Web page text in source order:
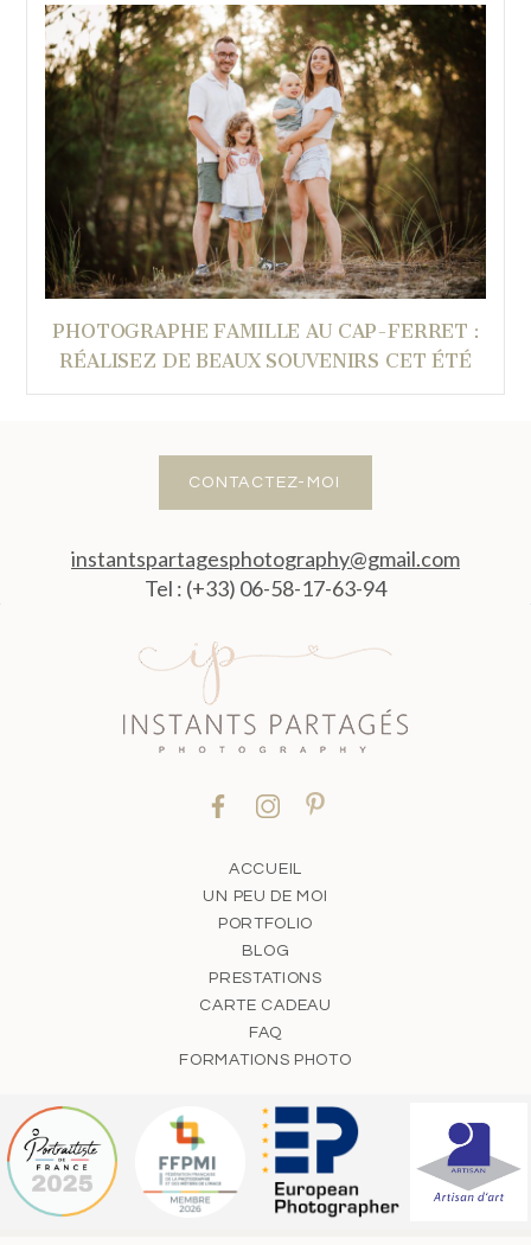
PHOTOGRAPHE FAMILLE AU CAP-FERRET :
RÉALISEZ DE BEAUX SOUVENIRS CET ÉTÉ
CONTACTEZ-MOI
instantspartagesphotography@gmail.com
Tel : (+33) 06-58-17-63-94
ACCUEIL
UN PEU DE MOI
PORTFOLIO
BLOG
PRESTATIONS
CARTE CADEAU
FAQ
FORMATIONS PHOTO